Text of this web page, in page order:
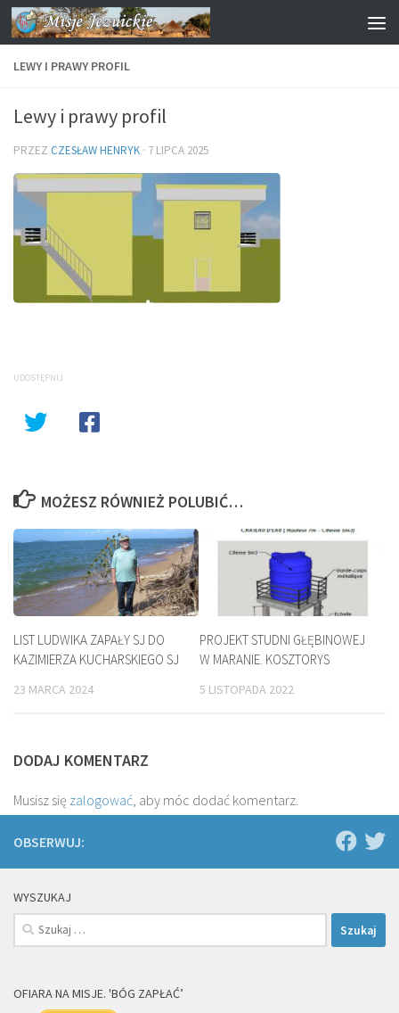
Przejdź do treści
LEWY I PRAWY PROFIL
Lewy i prawy profil
PRZEZ CZESŁAW HENRYK · 7 LIPCA 2025
UDOSTĘPNIJ
MOŻESZ RÓWNIEŻ POLUBIĆ…
LIST LUDWIKA ZAPAŁY SJ DO
KAZIMIERZA KUCHARSKIEGO SJ
23 MARCA 2024
PROJEKT STUDNI GŁĘBINOWEJ
W MARANIE. KOSZTORYS
5 LISTOPADA 2022
DODAJ KOMENTARZ
Musisz się zalogować, aby móc dodać komentarz.
OBSERWUJ:
WYSZUKAJ
Szukaj:
OFIARA NA MISJE. 'BÓG ZAPŁAĆ’